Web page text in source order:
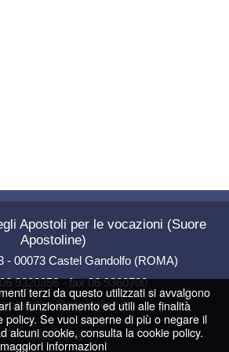
Apostoli per le vocazioni (Suore
Apostoline)
- 00073 Castel Gandolfo (ROMA)
9320356 - fax 06 9360700
apostoline@apostoline.it
Privacy policy
terzi da questo utilizzati si avvalgono
al funzionamento ed utili alle finalità
policy. Se vuoi saperne di più o negare il
alcuni cookie, consulta la cookie policy.
maggiori informazioni